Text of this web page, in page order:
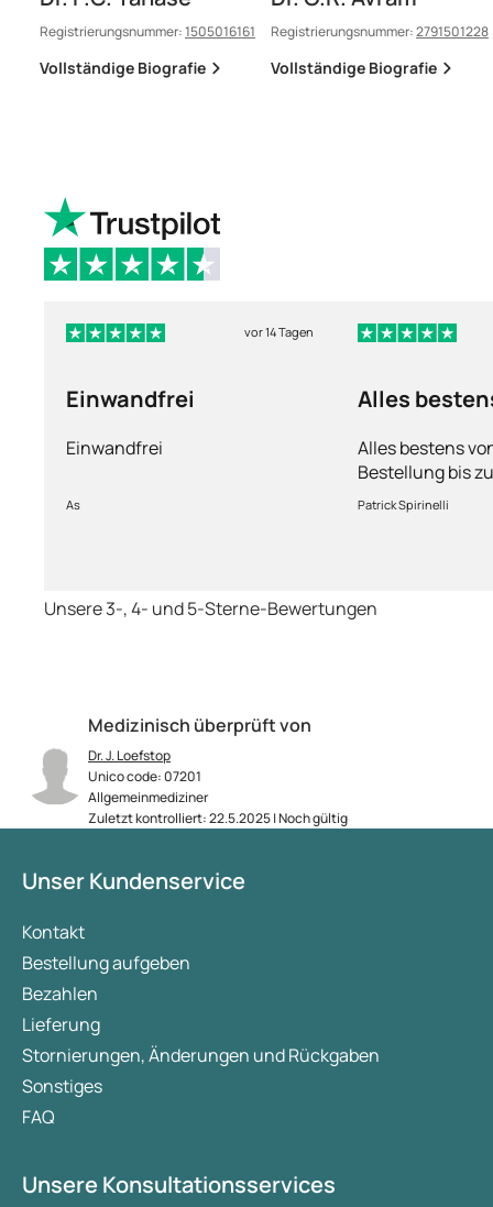
Medizinisch überprüft von
Dr. J. Loefstop
Unico code: 07201
Allgemeinmediziner
Zuletzt kontrolliert: 22.5.2025 | Noch gültig
Registrierungsnummer:1505016161
Vollständige Biografie
Registrierungsnummer:2791501228
Vollständige Biografie
vor 14 Tagen
Einwandfrei
Einwandfrei
As
Alles
Alles bestens
Bestellung bis
Ware sorgfältig
schnelle
Patrick Spirinelli
Unsere 3-, 4- und 5-Sterne-Bewertungen
Unser Kundenservice
Kontakt
Bestellung aufgeben
Bezahlen
Lieferung
Stornierungen, Änderungen und Rückgaben
Sonstiges
FAQ
Unsere Konsultationsservices